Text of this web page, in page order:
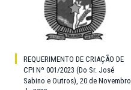
REQUERIMENTO DE CRIAÇÃO DE
CPI Nº 001/2023 (Do Sr. José
Sabino e Outros), 20 de Novembro